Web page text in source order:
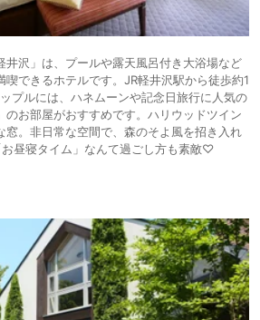
井沢」は、プールや露天風呂付き大浴場など
喫できるホテルです。JR軽井沢駅から徒歩約1
プルには、ハネムーンや記念日旅行に人気の
のお部屋がおすすめです。ハリウッドツイン
窓。非日常な空間で、森のそよ風を招き入れ
昼寝タイム」なんて過ごし方も素敵♡